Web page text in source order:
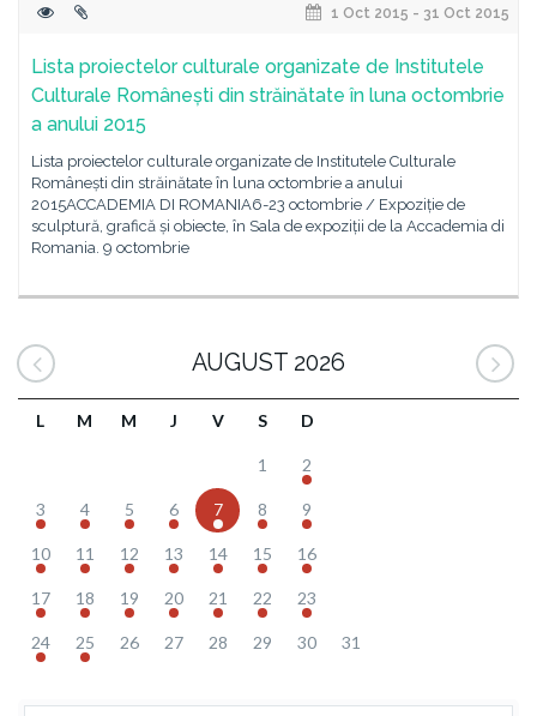
1 Oct 2015 - 31 Oct 2015
Lista proiectelor culturale organizate de Institutele
Culturale Românești din străinătate în luna octombrie
a anului 2015
Lista proiectelor culturale organizate de Institutele Culturale
Românești din străinătate în luna octombrie a anului
2015ACCADEMIA DI ROMANIA6-23 octombrie / Expoziție de
sculptură, grafică și obiecte, în Sala de expoziții de la Accademia di
Romania. 9 octombrie
AUGUST 2026
L M M J V S D
1 2
3 4 5 6 7 8 9
10 11 12 13 14 15 16
17 18 19 20 21 22 23
24 25 26 27 28 29 30 31